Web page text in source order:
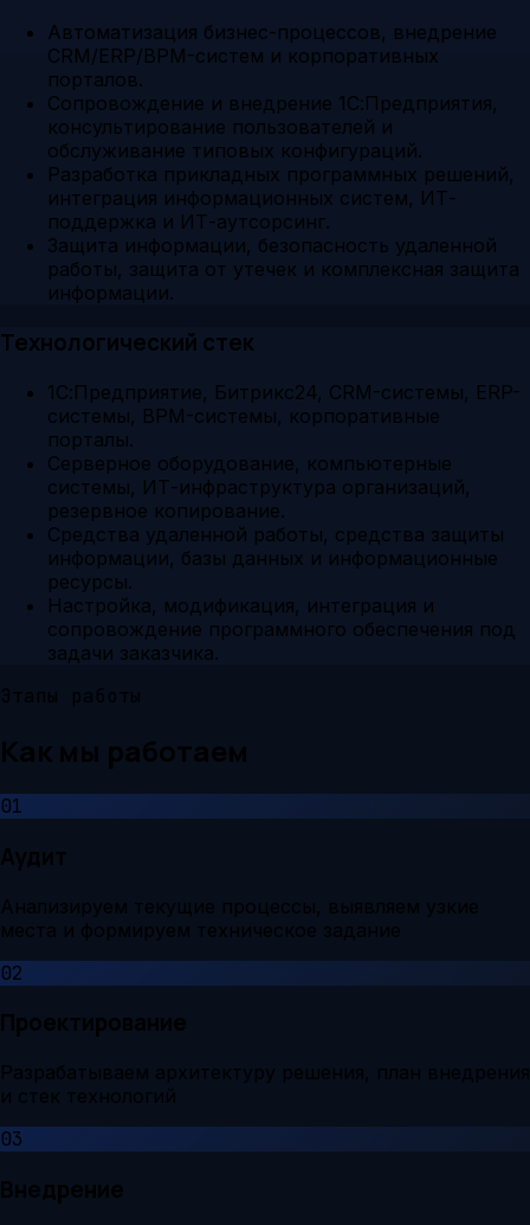
Автоматизация бизнес-процессов, внедрение
CRM/ERP/BPM-систем и корпоративных
порталов.
Сопровождение и внедрение 1С:Предприятия,
консультирование пользователей и
обслуживание типовых конфигураций.
Разработка прикладных программных решений,
интеграция информационных систем, ИТ-
поддержка и ИТ-аутсорсинг.
Защита информации, безопасность удаленной
работы, защита от утечек и комплексная защита
информации.
Технологический стек
1С:Предприятие, Битрикс24, CRM-системы, ERP-
системы, BPM-системы, корпоративные
порталы.
Серверное оборудование, компьютерные
системы, ИТ-инфраструктура организаций,
резервное копирование.
Средства удаленной работы, средства защиты
информации, базы данных и информационные
ресурсы.
Настройка, модификация, интеграция и
сопровождение программного обеспечения под
задачи заказчика.
Этапы работы
Как мы работаем
01
Аудит
Анализируем текущие процессы, выявляем узкие
места и формируем техническое задание
02
Проектирование
Разрабатываем архитектуру решения, план внедрения
и стек технологий
03
Внедрение